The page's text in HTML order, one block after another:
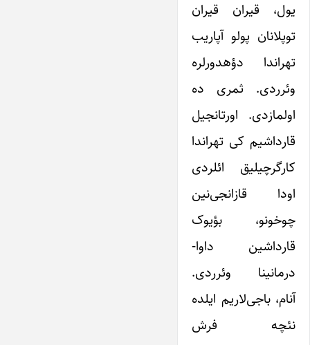
یول، قیران قیران
توپلانان پولو آپاریب
تهراندا دؤهدورلره
وئرردی. ثمری ده
اولمازدی. اورتانجیل
قارداشیم کی تهراندا
کارگرچیلیق ائلردی
اودا قازانجی‌نین
چوخونو، بؤیوک
قارداشین داوا-
درمانینا وئرردی.
آنام، باجی‌لاریم ایلده
نئچه فرش